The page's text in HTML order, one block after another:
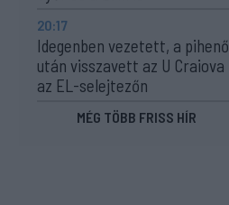
20:17
Idegenben vezetett, a pihenő
után visszavett az U Craiova
az EL-selejtezőn
MÉG TÖBB FRISS HÍR